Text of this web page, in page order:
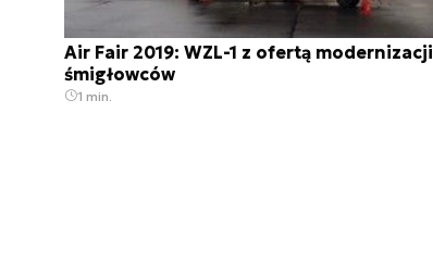
Air Fair 2019: WZL-1 z ofertą modernizacji
śmigłowców
1 min.